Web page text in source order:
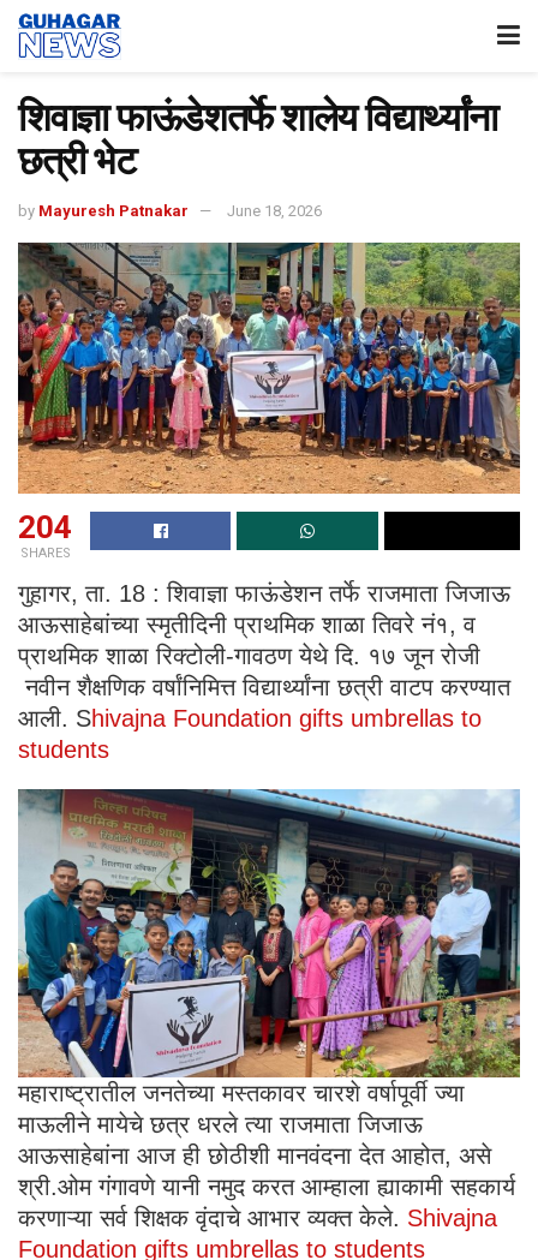
शिवाज्ञा फाऊंडेशतर्फे शालेय विद्यार्थ्यांना
छत्री भेट
by Mayuresh Patnakar June 18, 2026
204
SHARES
गुहागर, ता. 18 : शिवाज्ञा फाऊंडेशन तर्फे राजमाता जिजाऊ
आऊसाहेबांच्या स्मृतीदिनी प्राथमिक शाळा तिवरे नं१, व
प्राथमिक शाळा रिक्टोली-गावठण येथे दि. १७ जून रोजी
नवीन शैक्षणिक वर्षांनिमित्त विद्यार्थ्यांना छत्री वाटप करण्यात
आली. Shivajna Foundation gifts umbrellas to
students
महाराष्ट्रातील जनतेच्या मस्तकावर चारशे वर्षापूर्वी ज्या
माऊलीने मायेचे छत्र धरले त्या राजमाता जिजाऊ
आऊसाहेबांना आज ही छोठीशी मानवंदना देत आहोत, असे
श्री.ओम गंगावणे यानी नमुद करत आम्हाला ह्याकामी सहकार्य
करणाऱ्या सर्व शिक्षक वृंदाचे आभार व्यक्त केले. Shivajna
Foundation gifts umbrellas to students